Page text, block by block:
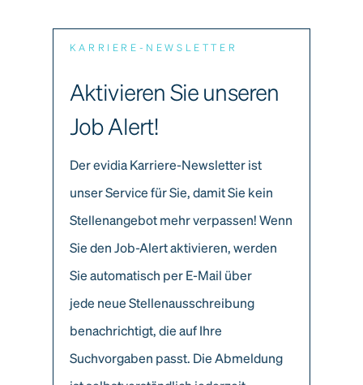
KARRIERE-NEWSLETTER
Aktivieren Sie unseren
Job Alert!
Der evidia Karriere-Newsletter ist
unser Service für Sie, damit Sie kein
Stellenangebot mehr verpassen! Wenn
Sie den Job-Alert aktivieren, werden
Sie automatisch per E-Mail über
jede neue Stellenausschreibung
benachrichtigt, die auf Ihre
Suchvorgaben passt. Die Abmeldung